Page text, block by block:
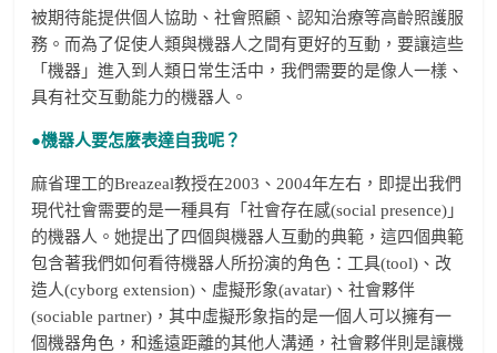
被期待能提供個人協助、社會照顧、認知治療等高齡照護服
務。而為了促使人類與機器人之間有更好的互動，要讓這些
「機器」進入到人類日常生活中，我們需要的是像人一樣、
具有社交互動能力的機器人。
●機器人要怎麼表達自我呢？
麻省理工的Breazeal教授在2003、2004年左右，即提出我們
現代社會需要的是一種具有「社會存在感(social presence)」
的機器人。她提出了四個與機器人互動的典範，這四個典範
包含著我們如何看待機器人所扮演的角色：工具(tool)、改
造人(cyborg extension)、虛擬形象(avatar)、社會夥伴
(sociable partner)，其中虛擬形象指的是一個人可以擁有一
個機器角色，和遙遠距離的其他人溝通，社會夥伴則是讓機